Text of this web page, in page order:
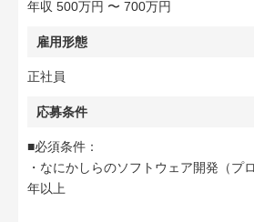
年収 500万円 〜 700万円
雇用形態
正社員
応募条件
■必須条件：
・なにかしらのソフトウェア開発（プ
年以上